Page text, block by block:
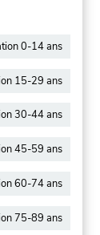
0-14 ans
15-29 ans
30-44 ans
45-59 ans
60-74 ans
75-89 ans